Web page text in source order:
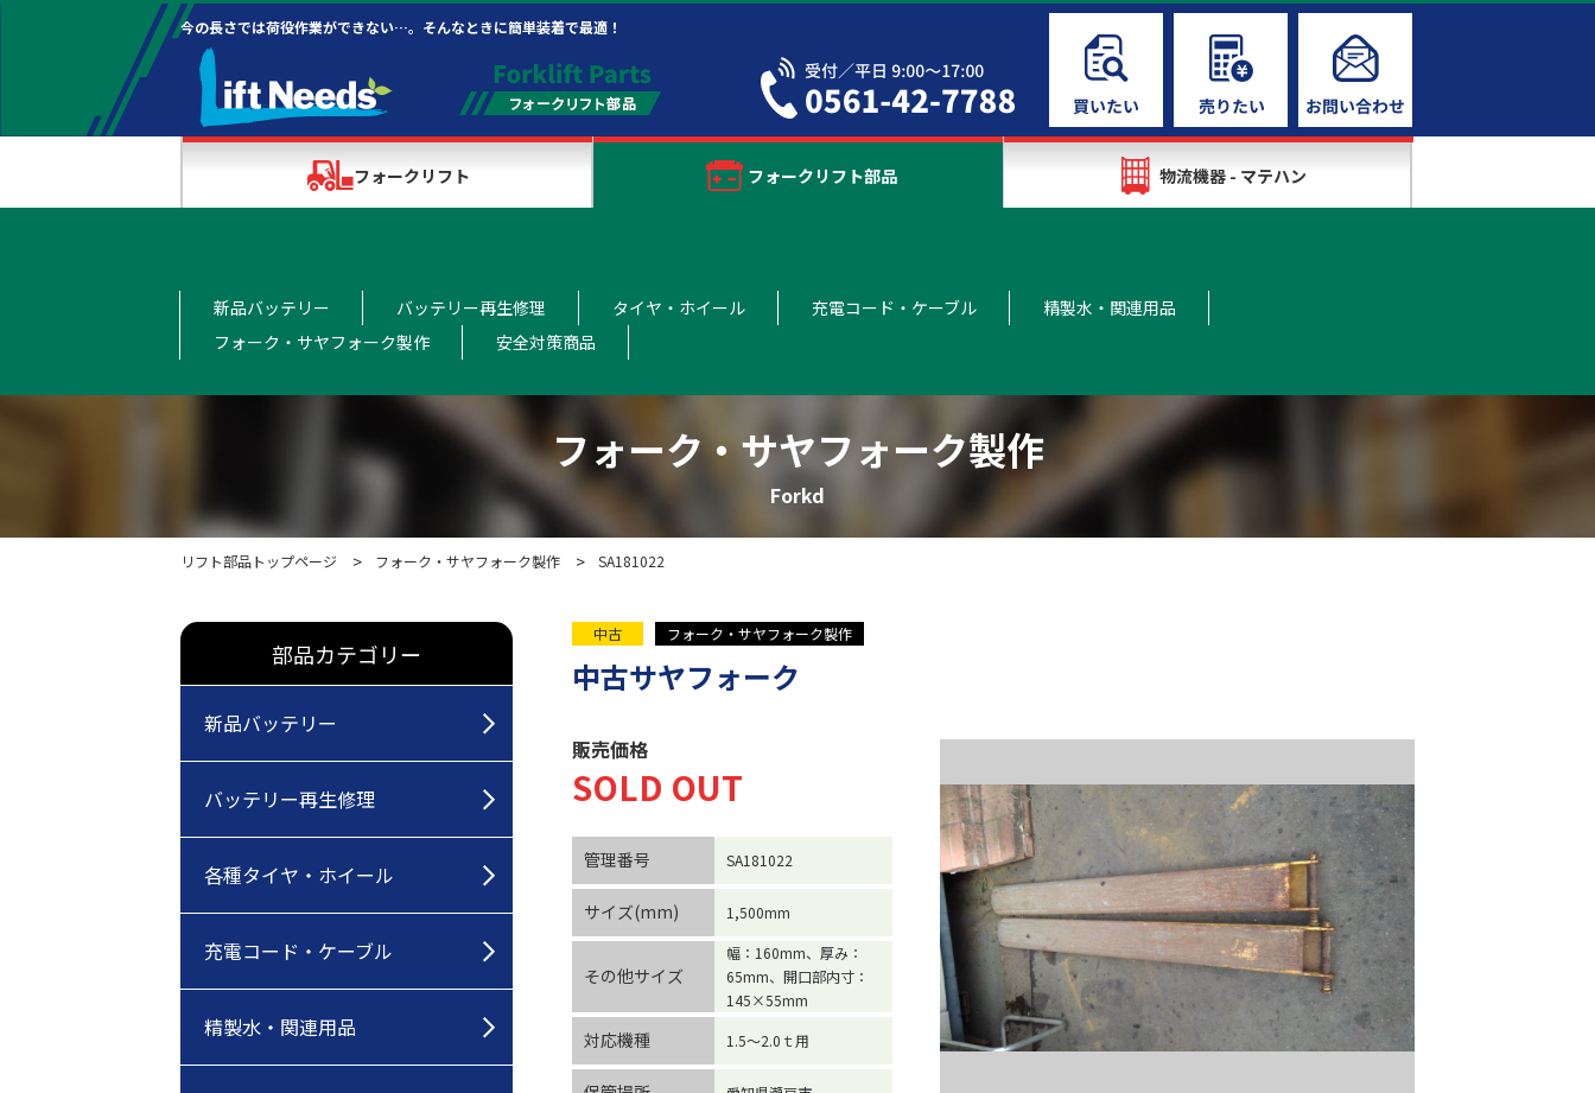
今の長さでは荷役作業ができない…。そんなときに簡単装着で最適！
フォークリフト フォークリフト部品 物流機器 - マテハン
新品バッテリー バッテリー再生修理 タイヤ・ホイール 充電コード・ケーブル
精製水・関連用品
フォーク・サヤフォーク製作
安全対策商品
フォーク・サヤフォーク製作
Forkd
リフト部品トップページ フォーク・サヤフォーク製作 SA181022
部品カテゴリー
新品バッテリー
バッテリー再生修理
各種タイヤ・ホイール
充電コード・ケーブル
精製水・関連用品
中古 フォーク・サヤフォーク製作
中古サヤフォーク
販売価格
SOLD OUT
管理番号 SA181022
サイズ(mm) 1,500mm
その他サイズ
幅：160mm、厚み：
65mm、開口部内寸：
145×55mm
対応機種 1.5～2.0ｔ用